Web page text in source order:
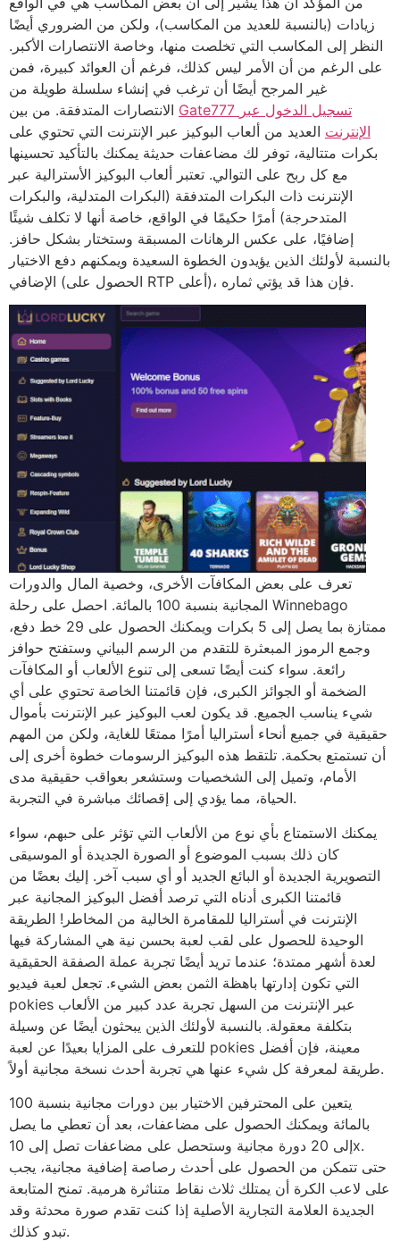
زيادات (بالنسبة للعديد من المكاسب)، ولكن من الضروري أيضًا
النظر إلى المكاسب التي تخلصت منها، وخاصة الانتصارات الأكبر.
على الرغم من أن الأمر ليس كذلك، فرغم أن العوائد كبيرة، فمن
غير المرجح أيضًا أن ترغب في إنشاء سلسلة طويلة من
Gate777 تسجيل الدخول عبر
الإنترنت العديد من ألعاب البوكيز عبر الإنترنت التي تحتوي على
بكرات متتالية، توفر لك مضاعفات حديثة يمكنك بالتأكيد تحسينها
مع كل ربح على التوالي. تعتبر ألعاب البوكيز الأسترالية عبر
الإنترنت ذات البكرات المتدفقة (البكرات المتدلية، والبكرات
المتدحرجة) أمرًا حكيمًا في الواقع، خاصة أنها لا تكلف شيئًا
إضافيًا، على عكس الرهانات المسبقة وستختار بشكل حافز.
بالنسبة لأولئك الذين يؤيدون الخطوة السعيدة ويمكنهم دفع الاختيار
الإضافي (الحصول على RTP أعلى)، فإن هذا قد يؤتي ثماره.
تعرف على بعض المكافآت الأخرى، وخصية المال والدورات
المجانية بنسبة 100 بالمائة. احصل على رحلة Winnebago
ممتازة بما يصل إلى 5 بكرات ويمكنك الحصول على 29 خط دفع،
وجمع الرموز المبعثرة للتقدم من الرسم البياني وستفتح حوافز
رائعة. سواء كنت أيضًا تسعى إلى تنوع الألعاب أو المكافآت
الضخمة أو الجوائز الكبرى، فإن قائمتنا الخاصة تحتوي على أي
شيء يناسب الجميع. قد يكون لعب البوكيز عبر الإنترنت بأموال
حقيقية في جميع أنحاء أستراليا أمرًا ممتعًا للغاية، ولكن من المهم
أن تستمتع بحكمة. تلتقط هذه البوكيز الرسومات خطوة أخرى إلى
الأمام، وتميل إلى الشخصيات وستشعر بعواقب حقيقية مدى
الحياة، مما يؤدي إلى إقصائك مباشرة في التجربة.
يمكنك الاستمتاع بأي نوع من الألعاب التي تؤثر على حبهم، سواء
كان ذلك بسبب الموضوع أو الصورة الجديدة أو الموسيقى
التصويرية الجديدة أو البائع الجديد أو أي سبب آخر. إليك بعضًا من
قائمتنا الكبرى أدناه التي ترصد أفضل البوكيز المجانية عبر
الإنترنت في أستراليا للمقامرة الخالية من المخاطر! الطريقة
الوحيدة للحصول على لقب لعبة بحسن نية هي المشاركة فيها
لعدة أشهر ممتدة؛ عندما تريد أيضًا تجربة عملة الصفقة الحقيقية
التي تكون إدارتها باهظة الثمن بعض الشيء. تجعل لعبة فيديو
pokies عبر الإنترنت من السهل تجربة عدد كبير من الألعاب
بتكلفة معقولة. بالنسبة لأولئك الذين يبحثون أيضًا عن وسيلة
للتعرف على المزايا بعيدًا عن لعبة pokies معينة، فإن أفضل
طريقة لمعرفة كل شيء عنها هي تجربة أحدث نسخة مجانية أولاً.
يتعين على المحترفين الاختيار بين دورات مجانية بنسبة 100
بالمائة ويمكنك الحصول على مضاعفات، بعد أن تعطي ما يصل
إلى 20 دورة مجانية وستحصل على مضاعفات تصل إلى 10x.
حتى تتمكن من الحصول على أحدث رصاصة إضافية مجانية، يجب
على لاعب الكرة أن يمتلك ثلاث نقاط متناثرة هرمية. تمنح المتابعة
الجديدة العلامة التجارية الأصلية إذا كنت تقدم صورة محدثة وقد
تبدو كذلك.